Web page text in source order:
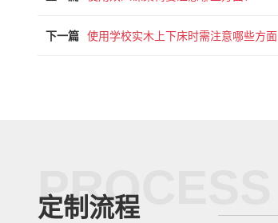
下一篇 使用学校实木上下床时需注意哪些方面
PROCESS
定制流程